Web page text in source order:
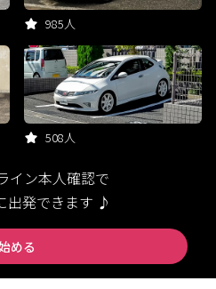
985人
508人
イン本人確認で
出発できます ♪
める